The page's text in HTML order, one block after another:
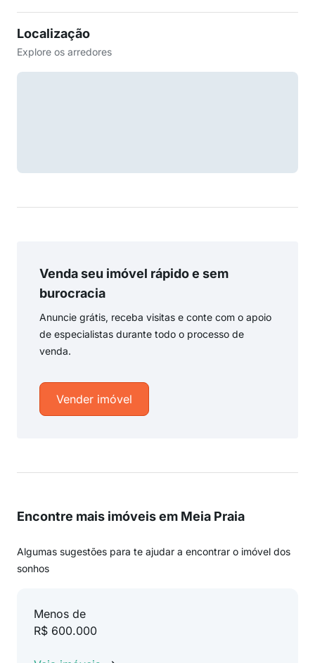
Localização
Explore os arredores
Venda seu imóvel rápido e sem
burocracia
Anuncie grátis, receba visitas e conte com o apoio
de especialistas durante todo o processo de
venda.
Vender imóvel
Encontre mais imóveis em Meia Praia
Algumas sugestões para te ajudar a encontrar o imóvel dos
sonhos
Menos de
R$ 600.000